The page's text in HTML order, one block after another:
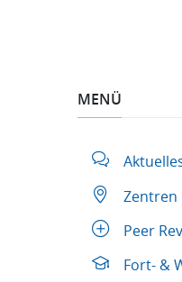
MENÜ
Zentren
Peer
Fort- &